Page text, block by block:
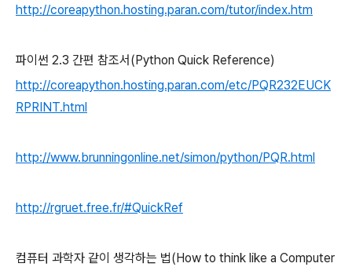
http://coreapython.hosting.paran.com/tutor/index.htm
파이썬 2.3 간편 참조서(Python Quick Reference)
http://coreapython.hosting.paran.com/etc/PQR232EUCK
RPRINT.html
http://www.brunningonline.net/simon/python/PQR.html
http://rgruet.free.fr/#QuickRef
컴퓨터 과학자 같이 생각하는 법(How to think like a Computer